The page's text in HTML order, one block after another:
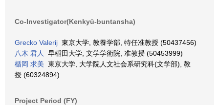
Co-Investigator(Kenkyū-buntansha)
Grecko Valerij 東京大学, 教養学部, 特任准教授 (50437456)
八木 君人
早稲田大学, 文学学術院, 准教授 (50453999)
楯岡 求美 東京大学, 大学院人文社会系研究科(文学部), 教
授 (60324894)
Project Period (FY)